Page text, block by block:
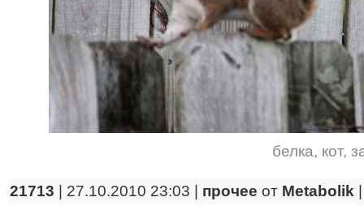
белка, кот,
21713 | 27.10.2010 23:03 | прочее от Metabolik